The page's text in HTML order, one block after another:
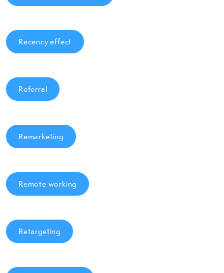
Recency effect
Referral
Remarketing
Remote working
Retargeting